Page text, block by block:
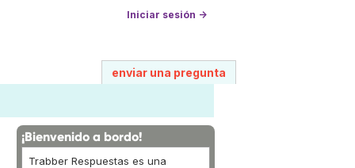
Iniciar sesión →
enviar una pregunta
¡Bienvenido a bordo!
Trabber Respuestas es una